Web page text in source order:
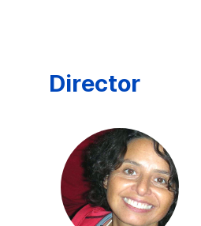
Director